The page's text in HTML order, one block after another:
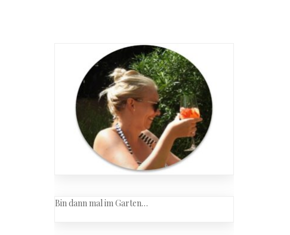
Bin dann mal im Garten…